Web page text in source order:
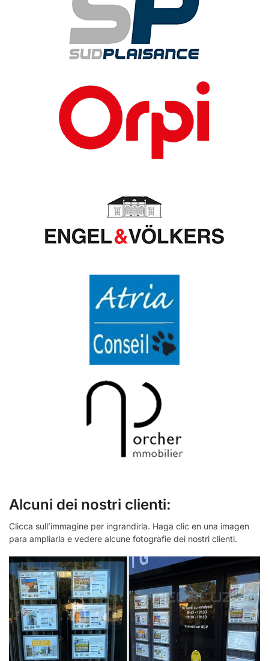
Alcuni dei nostri clienti:
Clicca sull’immagine per ingrandirla. Haga clic en una imagen
para ampliarla e vedere alcune fotografie dei nostri clienti.